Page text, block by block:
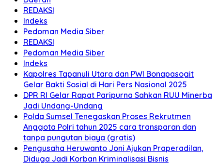
REDAKSI
Indeks
Pedoman Media Siber
REDAKSI
Pedoman Media Siber
Indeks
Kapolres Tapanuli Utara dan PWI Bonapasogit
Gelar Bakti Sosial di Hari Pers Nasional 2025
DPR RI Gelar Rapat Paripurna Sahkan RUU Minerba
Jadi Undang-Undang
Polda Sumsel Tenegaskan Proses Rekrutmen
Anggota Polri tahun 2025 cara transparan dan
tanpa pungutan biaya (gratis)
Pengusaha Heruwanto Joni Ajukan Praperadilan,
Diduga Jadi Korban Kriminalisasi Bisnis